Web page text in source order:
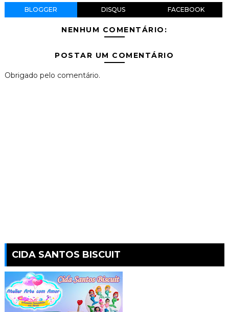
BLOGGER DISQUS FACEBOOK
NENHUM COMENTÁRIO:
POSTAR UM COMENTÁRIO
Obrigado pelo comentário.
CIDA SANTOS BISCUIT